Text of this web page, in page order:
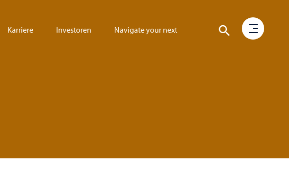
Karriere Investoren Navigate your next